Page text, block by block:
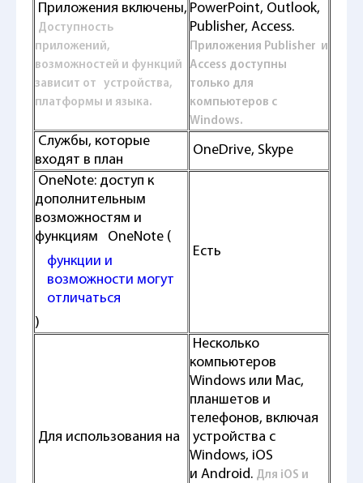
Приложения включены,
Доступность
приложений,
возможностей и функций
зависит от устройства,
платформы и языка.
PowerPoint, Outlook,
Publisher, Access.
Приложения Publisher и
Access доступны
только для
компьютеров с
Windows.
Службы, которые
входят в план
OneDrive, Skype
OneNote: доступ к
дополнительным
возможностям и
функциям OneNote (
функции и
возможности могут
отличаться
)
Есть
Для использования на
Несколько
компьютеров
Windows или Mac,
планшетов и
телефонов, включая
устройства с
Windows, iOS
и Android. Для iOS и